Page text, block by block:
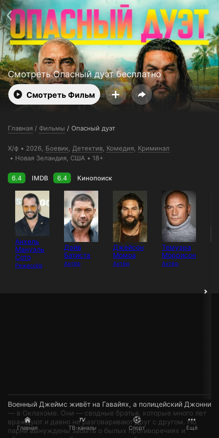
Смотреть 3650 дней бесплатно
Главная ТВ-каналы Спорт Ещё
Смотреть Опасный дуэт бесплатно
Смотреть Фильм
Главная / Фильмы / Опасный дуэт
Х/ф 2026, Боевик Детектив Комедия Криминал
Новая Зеландия , США 18+
6.4 IMDB 6.4 Кинопоиск
Анхель
Мануэль
Сото
Режиссёр
Дэйв
Батиста
Актёр
Джейсон
Момоа
Актёр
Темуэра
Моррисон
Актёр
Военный Джеймс живёт на Гавайях, а полицейский Джонни
— в Оклахоме. Они — сводные братья, которые много лет
враждуют и давно не разговаривают друг с другом. Но
парни вынуждены забыть о былых противоречиях и
Телефон поддержки: +998 55 516 2111
Пользовательское соглашение
Политика конфиденциальности
Открыть приложение
Ввести промокод